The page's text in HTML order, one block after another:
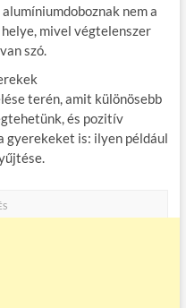
nem a
mivel végtelenszer
szó.
terén, amit különösebb
és pozitív
gyerekeket is: ilyen például